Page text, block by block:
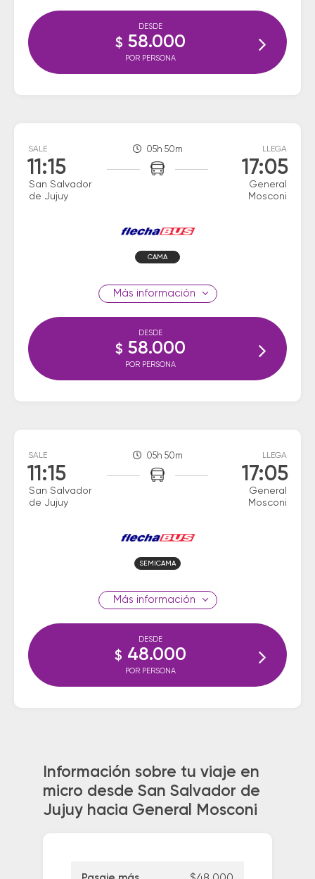
DESDE
$ 58.000
POR PERSONA
SALE
11:15
San Salvador
de Jujuy
05h 50m LLEGA
17:05
General
Mosconi
CAMA
información
DESDE
$ 58.000
POR PERSONA
SALE
11:15
San Salvador
de Jujuy
05h 50m LLEGA
17:05
General
Mosconi
SEMICAMA
información
DESDE
$ 48.000
POR PERSONA
Información sobre tu viaje en
micro desde San Salvador de
Jujuy hacia General Mosconi